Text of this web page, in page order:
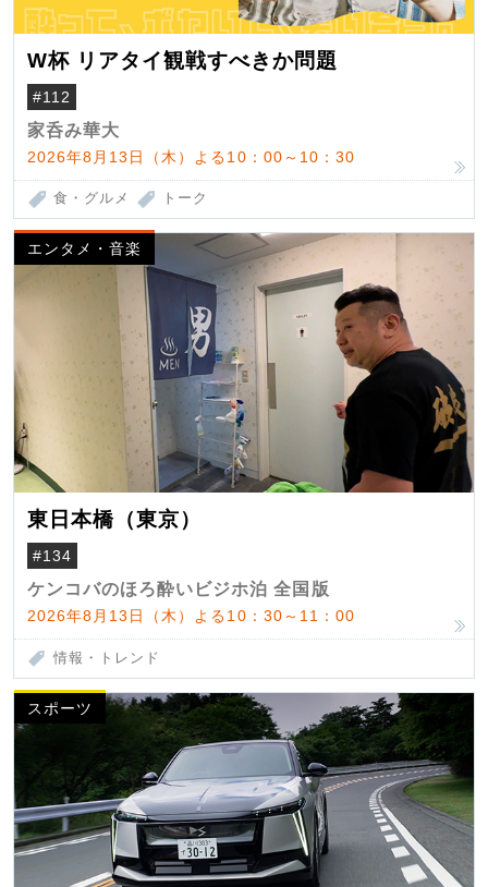
W杯 リアタイ観戦すべきか問題
#112
家呑み華大
2026年8月13日（木）よる10：00～10：30
食・グルメ トーク
エンタメ・音楽
東日本橋（東京）
#134
ケンコバのほろ酔いビジホ泊 全国版
2026年8月13日（木）よる10：30～11：00
情報・トレンド
スポーツ